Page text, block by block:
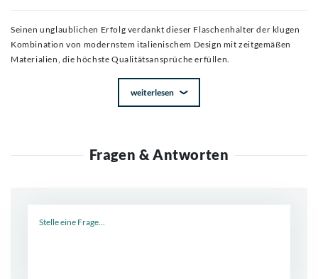
Seinen unglaublichen Erfolg verdankt dieser Flaschenhalter der klugen
Kombination von modernstem italienischem Design mit zeitgemäßen
Materialien, die höchste Qualitätsansprüche erfüllen.
weiterlesen
Fragen & Antworten